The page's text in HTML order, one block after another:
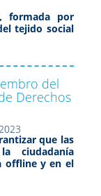
formada por
tejido social
del
Derechos
que las
ciudadanía
offline y en el